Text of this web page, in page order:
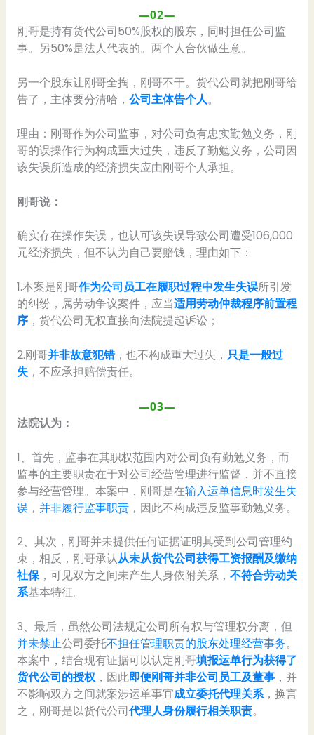
—02—
刚哥是持有货代公司50%股权的股东，同时担任公司监
事。另50%是法人代表的。两个人合伙做生意。
另一个股东让刚哥全掏，刚哥不干。货代公司就把刚哥给
告了，主体要分清哈， 公司主体告个人。
理由：刚哥作为公司监事，对公司负有忠实勤勉义务，刚
哥的误操作行为构成重大过失，违反了勤勉义务，公司因
该失误所造成的经济损失应由刚哥个人承担。
刚哥说：
确实存在操作失误，也认可该失误导致公司遭受106,000
元经济损失，但不认为自己要赔钱，理由如下：
1.本案是刚哥作为公司员工在履职过程中发生失误所引发
的纠纷，属劳动争议案件，应当适用劳动仲裁程序前置程
序，货代公司无权直接向法院提起诉讼；
2.刚哥并非故意犯错，也不构成重大过失， 只是一般过
失，不应承担赔偿责任。
—03—
法院认为：
1、首先，监事在其职权范围内对公司负有勤勉义务，而
监事的主要职责在于对公司经营管理进行监督，并不直接
参与经营管理。本案中，刚哥是在输入运单信息时发生失
误， 并非履行监事职责，因此不构成违反监事勤勉义务。
2、其次，刚哥并未提供任何证据证明其受到公司管理约
束，相反，刚哥承认从未从货代公司获得工资报酬及缴纳
社保，可见双方之间未产生人身依附关系， 不符合劳动关
系基本特征。
3、最后，虽然公司法规定公司所有权与管理权分离，但
并未禁止公司委托不担任管理职责的股东处理经营事务。
本案中，结合现有证据可以认定刚哥填报运单行为获得了
货代公司的授权，因此即便刚哥并非公司员工及董事，并
不影响双方之间就案涉运单事宜成立委托代理关系，换言
之，刚哥是以货代公司代理人身份履行相关职责。